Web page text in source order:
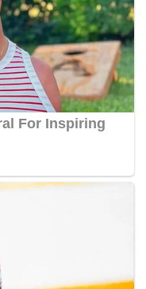
yang juga
Exco Hal Ehwal
kerajaan negeri.
disahkan
di lobi
Dr. Mahathir dan